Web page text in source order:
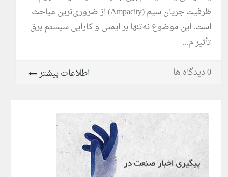
ظرفیت جریان سیم (Ampacity) از ضروری‌ترین مباحث
است. این موضوع نه‌تنها بر ایمنی و کارایی سیستم برق
تأثیر م...
0 دیدگاه ها
اطلاعات بیشتر